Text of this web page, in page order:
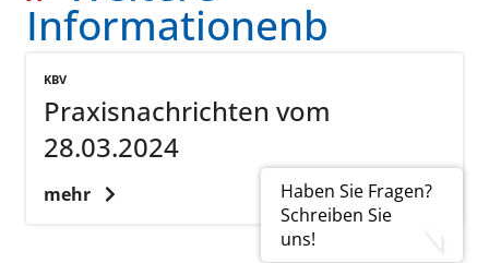
Haben Sie Fragen?
Schreiben Sie
uns!
Informationenb
KBV
Praxisnachrichten vom
28.03.2024
mehr